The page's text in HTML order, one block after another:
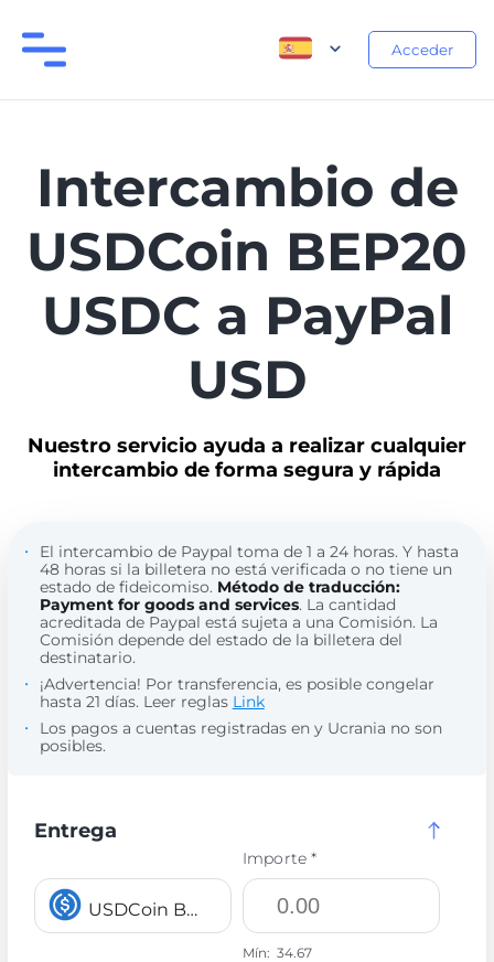
Acceder
Intercambio de
USDCoin BEP20
USDC a PayPal
USD
Nuestro servicio ayuda a realizar cualquier
intercambio de forma segura y rápida
El intercambio de Paypal toma de 1 a 24 horas. Y hasta
48 horas si la billetera no está verificada o no tiene un
estado de fideicomiso. Método de traducción:
Payment for goods and services. La cantidad
acreditada de Paypal está sujeta a una Comisión. La
Comisión depende del estado de la billetera del
destinatario.
¡Advertencia! Por transferencia, es posible congelar
hasta 21 días. Leer reglas Link
Los pagos a cuentas registradas en y Ucrania no son
posibles.
Entrega
USDCoin BEP20 USDC
Importe *
Mín: 34.67